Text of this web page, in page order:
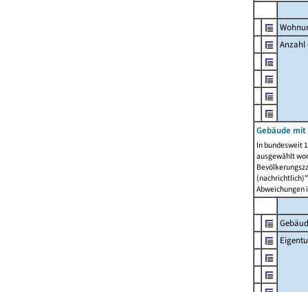
Anzahl
Gebäude
In bundesweit
ausgewählt
Abweichungen